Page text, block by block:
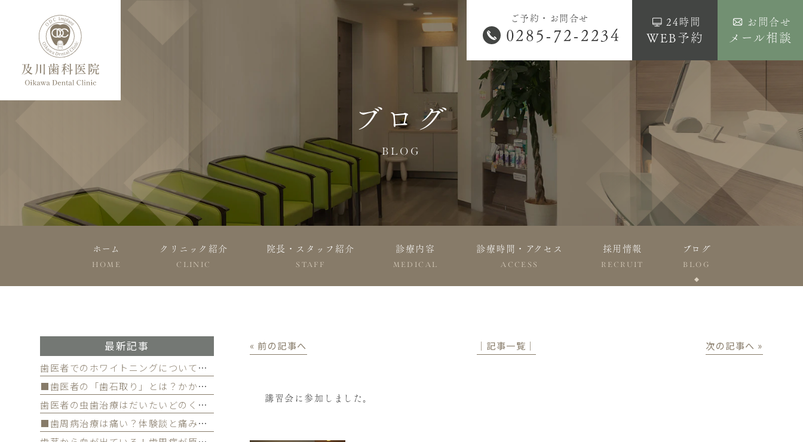
ご予約・お問合せ
0285-72-2234
24時間
WEB予約
お問合せ
メール相談
ブログ
BLOG
ホーム
HOME
クリニック紹介
CLINIC
院長・スタッフ紹介
STAFF
診療内容
MEDICAL
診療時間・アクセス
ACCESS
採用情報
RECRUIT
ブログ
BLOG
« 前の記事へ │記事一覧│ 次の記事へ »
講習会に参加しました。
最新記事
歯医者でのホワイトニングについて徹底解
■歯医者の「歯石取り」とは？かかる費用について
歯医者の虫歯治療はだいたいどのくらい期間かかる？
■歯周病治療は痛い？体験談と痛みを軽減する方法